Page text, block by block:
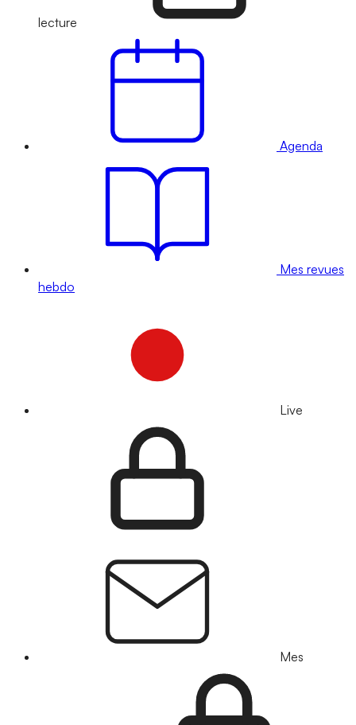
lecture
Agenda
Mes revues
hebdo
Live
Mes